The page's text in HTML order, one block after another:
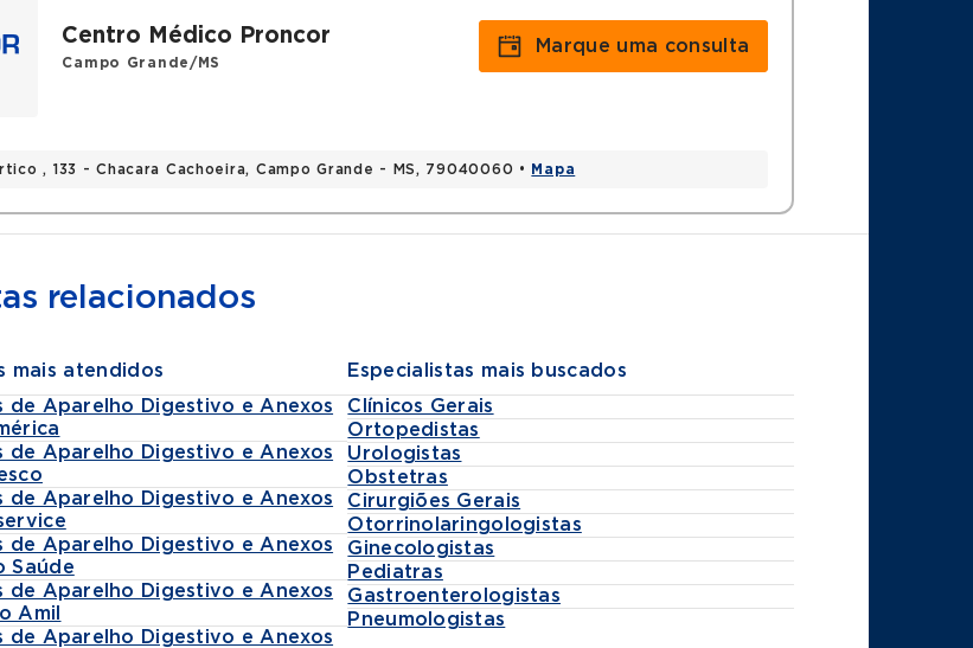
Centro Médico Proncor
Campo Grande/MS
, 133 - Chacara Cachoeira, Campo Grande - MS, 79040060 • Mapa
Marque uma consulta
relacionados
mais atendidos
de Aparelho Digestivo e Anexos
de Aparelho Digestivo e Anexos
de Aparelho Digestivo e Anexos
de Aparelho Digestivo e Anexos
Saúde
de Aparelho Digestivo e Anexos
Amil
de Aparelho Digestivo e Anexos
Especialistas mais buscados
Clínicos Gerais
Ortopedistas
Urologistas
Obstetras
Cirurgiões Gerais
Otorrinolaringologistas
Ginecologistas
Pediatras
Gastroenterologistas
Pneumologistas